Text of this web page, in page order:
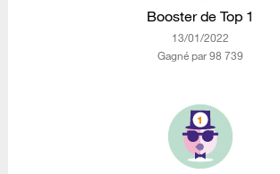
Booster de Top 1
‎13/01/2022
Gagné par 98 739